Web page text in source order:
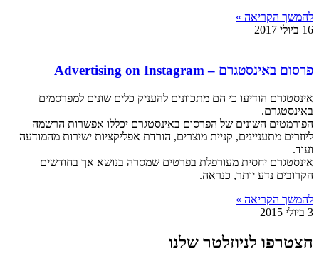
להמשך הקריאה »
16 ביולי 2017
פרסום באינסטגרם – Advertising on Instagram
אינסטגרם הודיעו כי הם מתכוונים להעניק כלים שונים למפרסמים
באינסטגרם.
הפורמטים השונים של הפרסום באינסטגרם יכללו אפשרות הרשמה
ליוזרים מתעניינים, קניית מוצרים, הורדת אפליקציות ישירות מהמודעה
ועוד.
אינסטגרם יחסית מעורפלת בפרטים שמסרה בנושא אך בחודשים
הקרובים נדע יותר, כנראה.
להמשך הקריאה »
3 ביולי 2015
הצטרפו לניוזלטר שלנו